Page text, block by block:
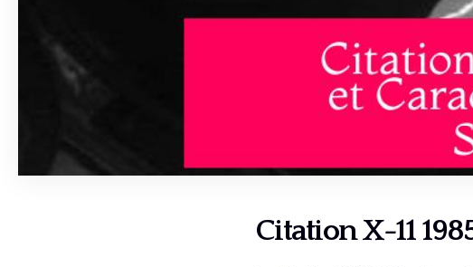
Citation X-11